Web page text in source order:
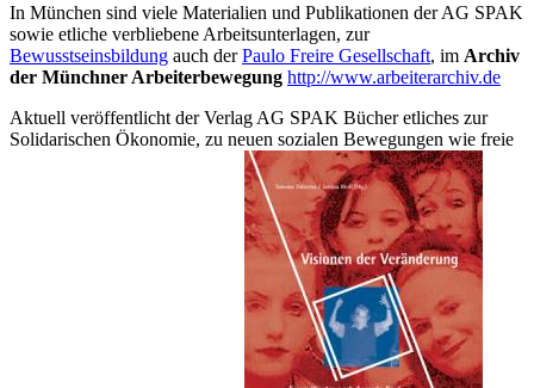
In München sind viele Materialien und Publikationen der AG SPAK
sowie etliche verbliebene Arbeitsunterlagen, zur
Bewusstseinsbildung auch derPaulo Freire Gesellschaft, im Archiv
der Münchner Arbeiterbewegung http://www.arbeiterarchiv.de
Aktuell veröffentlicht der Verlag AG SPAK Bücher etliches zur
Solidarischen Ökonomie, zu neuen sozialen Bewegungen wie freie